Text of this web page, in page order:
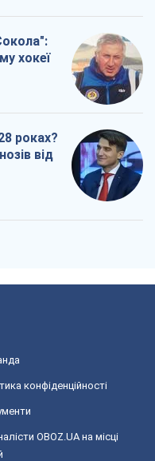
хокеї
роках?
від
конфіденційності
OBOZ.UA на місці